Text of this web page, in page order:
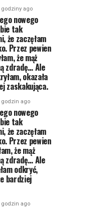
godziny ago
nowego
tak
że zaczęłam
Przez pewien
że mąż
zdradę… Ale
okazała
zaskakująca.
godzin ago
nowego
tak
że zaczęłam
Przez pewien
że mąż
zdradę… Ale
odkryć,
bardziej
godzin ago